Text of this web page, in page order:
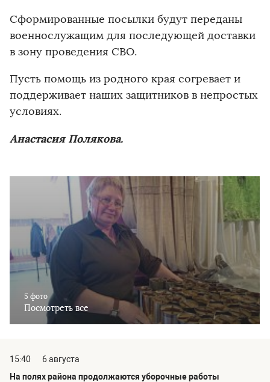
Сформированные посылки будут переданы
военнослужащим для последующей доставки
в зону проведения СВО.
Пусть помощь из родного края согревает и
поддерживает наших защитников в непростых
условиях.
Анастасия Полякова.
5 фото
Посмотреть все
15:40
6 августа
На полях района продолжаются уборочные работы